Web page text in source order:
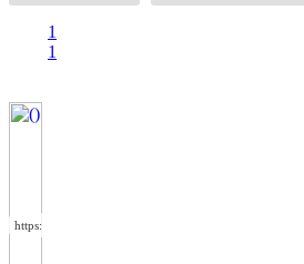
1
1
https://wa.me/994552244433